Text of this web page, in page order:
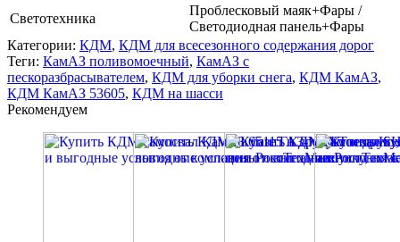
Светотехника
Проблесковый маяк+Фары /
Светодиодная панель+Фары
Категории: КДМ, КДМ для всесезонного содержания дорог
Теги: КамАЗ поливомоечный, КамАЗ с
пескоразбрасывателем, КДМ для уборки снега, КДМ КамАЗ,
КДМ КамАЗ 53605, КДМ на шасси
Рекомендуем